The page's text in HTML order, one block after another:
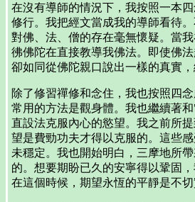
在沒有導師的情況下，我按照一本
修行。我把經文當成我的導師看待
對佛、法、僧的存在毫無懷疑。當
彿佛陀在直接教導我佛法。即使佛
卻如同從佛陀親口說出一樣的真實，
除了修習禪修和念住，我也按照四
常用的方法是觀身體。我也繼續著
直設法克服內心的慾望。我之前所
望是費勁功夫才得以克服的。這些
未穩定。我也開始明白，三摩地所
的。想要期盼已久的安寧得以鞏固，
在這個時候，期望永恆的平靜是不切